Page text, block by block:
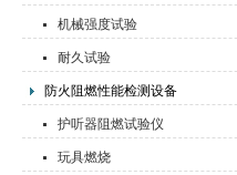
机械强度试验
耐久试验
防火阻燃性能检测设备
护听器阻燃试验仪
玩具燃烧